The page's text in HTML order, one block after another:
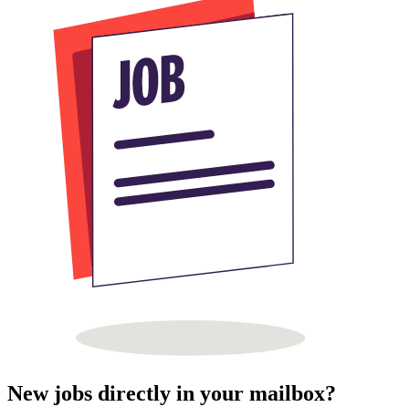
New jobs directly in your mailbox?